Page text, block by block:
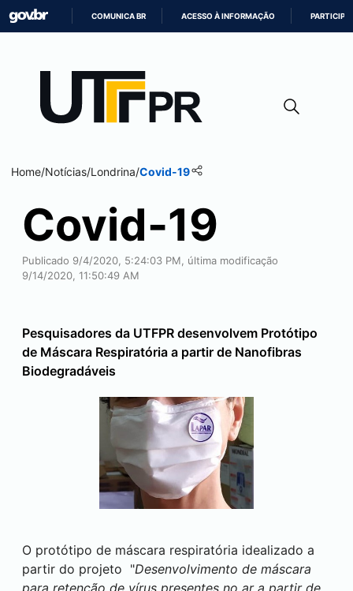
CONTEÚDO
COMUNICA BR ACESSO À INFORMAÇÃO PARTICIPE
Home/Notícias/Londrina/Covid-19
Covid-19
Publicado 9/4/2020, 5:24:03 PM, última modificação
9/14/2020, 11:50:49 AM
Pesquisadores da UTFPR desenvolvem Protótipo
de Máscara Respiratória a partir de Nanofibras
Biodegradáveis
O protótipo de máscara respiratória idealizado a
partir do projeto "Desenvolvimento de máscara